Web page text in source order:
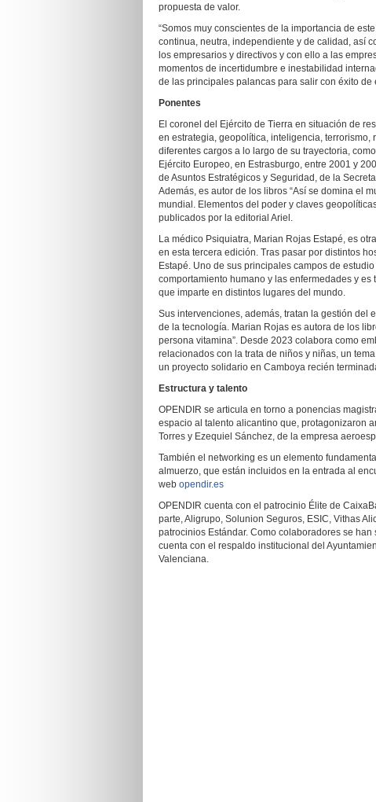
propuesta de valor.
“Somos muy conscientes de la importancia de
continua, neutra, independiente y de calidad, así
los empresarios y directivos y con ello a las
momentos de incertidumbre e inestabilidad
de las principales palancas para salir con éxito
Ponentes
El coronel del Ejército de Tierra en situación de
en estrategia, geopolítica, inteligencia,
diferentes cargos a lo largo de su trayectoria,
Ejército Europeo, en Estrasburgo, entre 2001 y
de Asuntos Estratégicos y Seguridad, de la
Además, es autor de los libros “Así se domina el
mundial. Elementos del poder y claves
publicados por la editorial Ariel.
La médico Psiquiatra, Marian Rojas Estapé, es
en esta tercera edición. Tras pasar por distintos
Estapé. Uno de sus principales campos de
comportamiento humano y las enfermedades y
que imparte en distintos lugares del mundo.
Sus intervenciones, además, tratan la gestión del
de la tecnología. Marian Rojas es autora de los
persona vitamina”. Desde 2023 colabora como
relacionados con la trata de niños y niñas, un
un proyecto solidario en Camboya recién
Estructura y talento
OPENDIR se articula en torno a ponencias
espacio al talento alicantino que, protagonizaron
Torres y Ezequiel Sánchez, de la empresa
También el networking es un elemento
almuerzo, que están incluidos en la entrada al
web opendir.es
OPENDIR cuenta con el patrocinio Élite de
parte, Aligrupo, Solunion Seguros, ESIC, Vithas
patrocinios Estándar. Como colaboradores se
cuenta con el respaldo institucional del
Valenciana.